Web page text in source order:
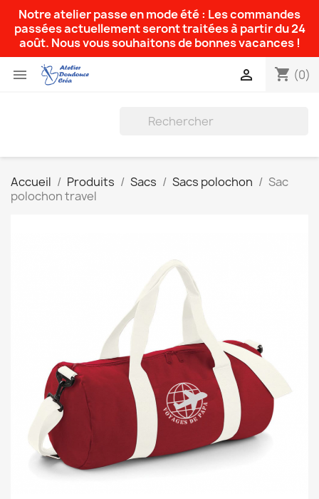
Notre atelier passe en mode été : Les commandes
passées actuellement seront traitées à partir du 24
août. Nous vous souhaitons de bonnes vacances !
 shopping_cart (0)

Accueil Produits Sacs Sacs polochon
Sac
polochon travel